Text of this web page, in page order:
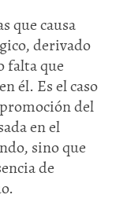
que causa
derivado
falta que
él. Es el caso
del
en el
sino que
de